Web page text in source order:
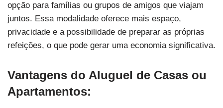
opção para famílias ou grupos de amigos que viajam
juntos. Essa modalidade oferece mais espaço,
privacidade e a possibilidade de preparar as próprias
refeições, o que pode gerar uma economia significativa.
Vantagens do Aluguel de Casas ou
Apartamentos: